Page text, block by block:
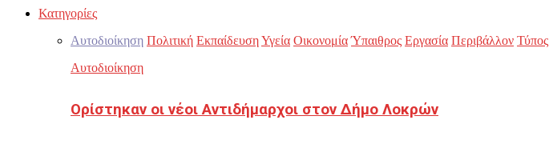
Κατηγορίες
Αυτοδιοίκηση Πολιτική ΕκπαίδευσηΥγεία Οικονομία Ύπαιθρος Εργασία Περιβάλλον Τύπος
Αυτοδιοίκηση
Ορίστηκαν οι νέοι Αντιδήμαρχοι στον Δήμο Λοκρών